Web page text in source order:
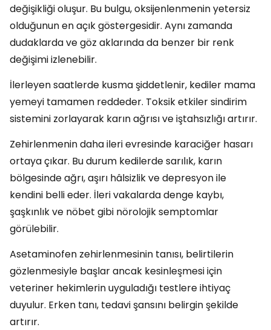
değişikliği oluşur. Bu bulgu, oksijenlenmenin yetersiz
olduğunun en açık göstergesidir. Aynı zamanda
dudaklarda ve göz aklarında da benzer bir renk
değişimi izlenebilir.
İlerleyen saatlerde kusma şiddetlenir, kediler mama
yemeyi tamamen reddeder. Toksik etkiler sindirim
sistemini zorlayarak karın ağrısı ve iştahsızlığı artırır.
Zehirlenmenin daha ileri evresinde karaciğer hasarı
ortaya çıkar. Bu durum kedilerde sarılık, karın
bölgesinde ağrı, aşırı hâlsizlik ve depresyon ile
kendini belli eder. İleri vakalarda denge kaybı,
şaşkınlık ve nöbet gibi nörolojik semptomlar
görülebilir.
Asetaminofen zehirlenmesinin tanısı, belirtilerin
gözlenmesiyle başlar ancak kesinleşmesi için
veteriner hekimlerin uyguladığı testlere ihtiyaç
duyulur. Erken tanı, tedavi şansını belirgin şekilde
artırır.